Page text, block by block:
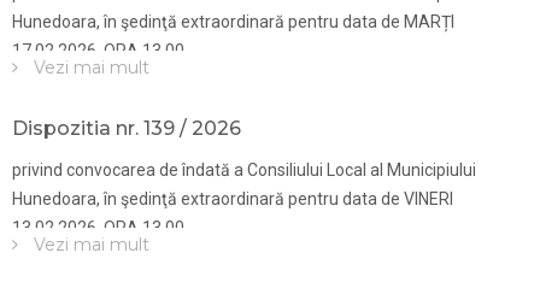
Hunedoara, în şedinţă extraordinară pentru data de MARȚI
17.02.2026, ORA 13.00
Vezi mai mult
Dispozitia nr. 139 / 2026
privind convocarea de îndată a Consiliului Local al Municipiului
Hunedoara, în şedinţă extraordinară pentru data de VINERI
13.02.2026, ORA 13.00
Vezi mai mult